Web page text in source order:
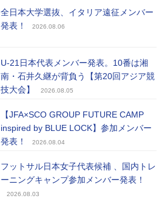
全日本大学選抜、イタリア遠征メンバー
発表！
2026.08.06
U-21日本代表メンバー発表。10番は湘
南・石井久継が背負う【第20回アジア競
技大会】
2026.08.05
【JFA×SCO GROUP FUTURE CAMP
inspired by BLUE LOCK】参加メンバー
発表！
2026.08.04
フットサル日本女子代表候補 、国内トレ
ーニングキャンプ参加メンバー発表！
2026.08.03